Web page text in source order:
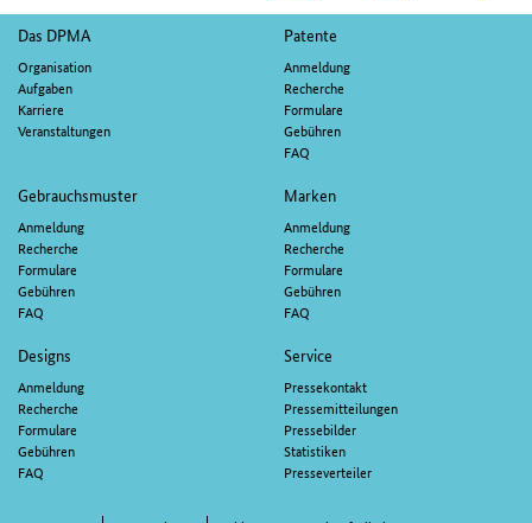
Fußnavigation
Das DPMA
Organisation
Aufgaben
Karriere
Veranstaltungen
Patente
Anmeldung
Recherche
Formulare
Gebühren
FAQ
Gebrauchsmuster
Anmeldung
Recherche
Formulare
Gebühren
FAQ
Marken
Anmeldung
Recherche
Formulare
Gebühren
FAQ
Designs
Anmeldung
Recherche
Formulare
Gebühren
FAQ
Service
Pressekontakt
Pressemitteilungen
Pressebilder
Statistiken
Presseverteiler